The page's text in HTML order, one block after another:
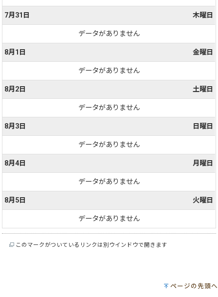
7月31日 木曜日
データがありません
8月1日 金曜日
データがありません
8月2日 土曜日
データがありません
8月3日 日曜日
データがありません
8月4日 月曜日
データがありません
8月5日 火曜日
データがありません
このマークがついているリンクは別ウインドウで開きます
ページの先頭へ